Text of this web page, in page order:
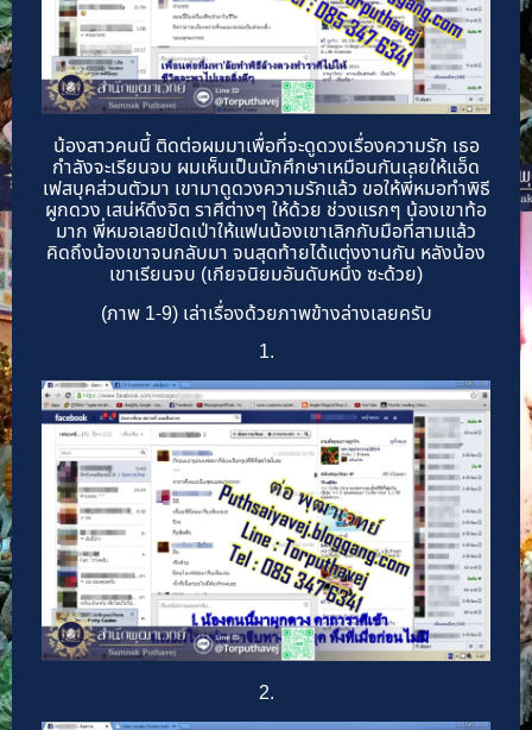
น้องสาวคนนี้ ติดต่อผมมาเพื่อที่จะดูดวงเรื่องความรัก เธอ
กำลังจะเรียนจบ ผมเห็นเป็นนักศึกษาเหมือนกันเลยให้แอ็ด
เฟสบุคส่วนตัวมา เขามาดูดวงความรักแล้ว ขอให้พี่หมอทำพิธี
ผูกดวง เสน่ห์ดึงจิต ราศีต่างๆ ให้ด้วย ช่วงแรกๆ น้องเขาท้อ
มาก พี่หมอเลยปัดเป่าให้แฟนน้องเขาเลิกกับมือที่สามแล้ว
คิดถึงน้องเขาจนกลับมา จนสุดท้ายได้แต่งงานกัน หลังน้อง
เขาเรียนจบ (เกียจนิยมอันดับหนึ่ง ซะด้วย)
(ภาพ 1-9) เล่าเรื่องด้วยภาพข้างล่างเลยครับ
1.
2.